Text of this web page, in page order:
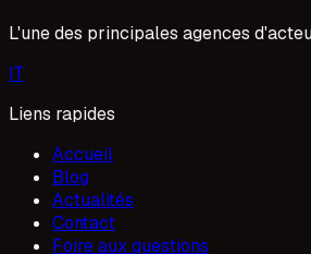
L'une des principales agences
IT
Liens rapides
Accueil
Blog
Actualités
Contact
Foire aux questions